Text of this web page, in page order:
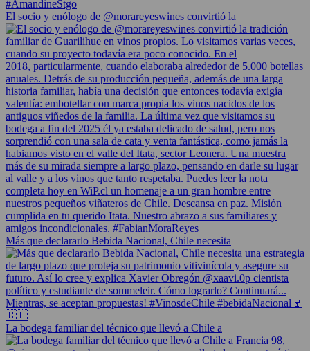
El socio y enólogo de @morareyeswines convirtió la
Más que declararlo Bebida Nacional, Chile necesita
La bodega familiar del técnico que llevó a Chile a